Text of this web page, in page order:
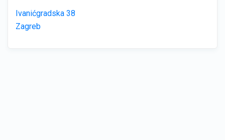
Ivanićgradska 38
Zagreb